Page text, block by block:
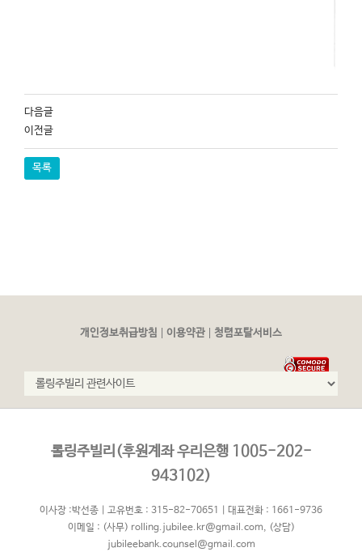
다음글
이전글
목록
개인정보취급방침 | 이용약관 | 청렴포탈서비스
롤링주빌리(후원계좌 우리은행 1005-202-
943102)
이사장 :박선종 | 고유번호 : 315-82-70651 | 대표전화 : 1661-9736
이메일 : (사무) rolling.jubilee.kr@gmail.com, (상담)
jubileebank.counsel@gmail.com